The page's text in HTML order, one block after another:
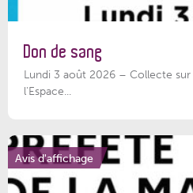
Don de sang
Lundi 3 août 2026 – Collecte sur
l'Espace...
Avis d'affichage